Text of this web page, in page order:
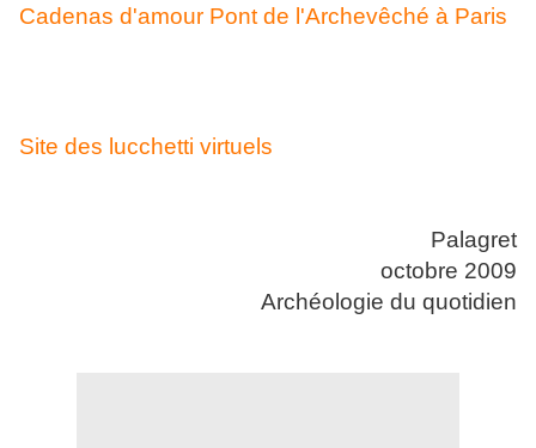
Cadenas d'amour Pont de l'Archevêché à Paris
Site des lucchetti virtuels
Palagret
octobre 2009
Archéologie du quotidien